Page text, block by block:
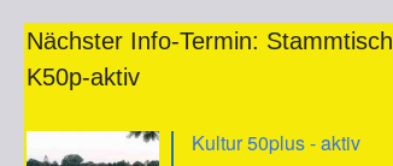
Nächster Info-Termin: Stammtisch
K50p-aktiv
Kultur 50plus - aktiv